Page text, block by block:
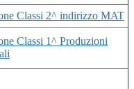
Classi 2^ indirizzo MAT
Classi 1^ Produzioni